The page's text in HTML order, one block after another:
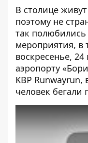
В столице
поэтому не
так
мероприятия, в
воскресенье,
аэропорту
KBP Runwayrun,
человек бегали